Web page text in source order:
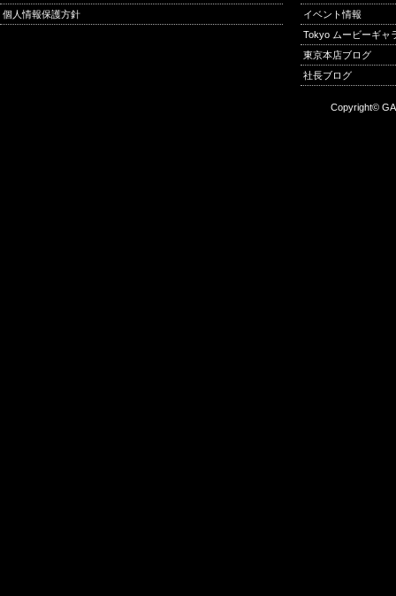
個人情報保護方針
イベント情報
Tokyo ムービーギャ
東京本店ブログ
社長ブログ
Copyright©